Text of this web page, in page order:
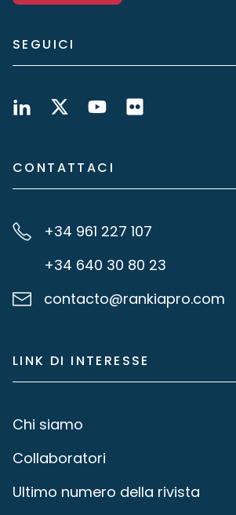
SEGUICI
CONTATTACI
+34 961 227 107
+34 640 30 80 23
contacto@rankiapro.com
LINK DI INTERESSE
Chi siamo
Collaboratori
Ultimo numero della rivista